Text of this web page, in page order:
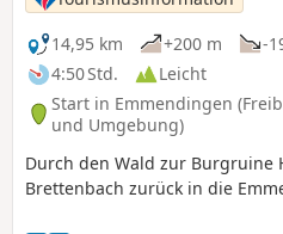
14,95 km
+200 m
-
4:50 Std.
Leicht
Start in Emmendingen
und Umgebung)
Durch den Wald zur
Brettenbach zurück in die